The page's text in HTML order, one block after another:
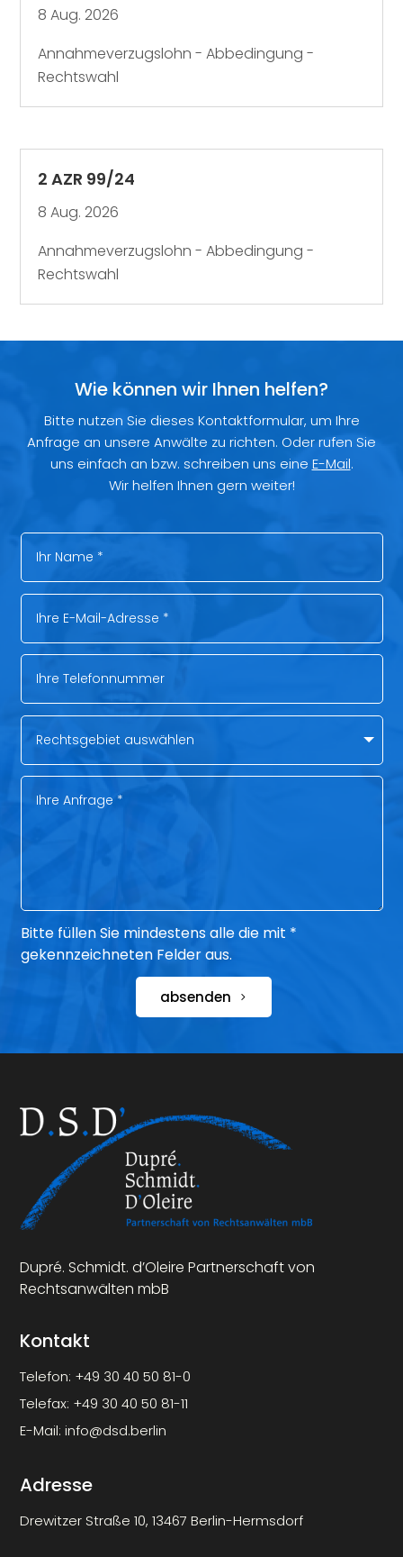
8 Aug. 2026
Annahmeverzugslohn - Abbedingung -
Rechtswahl
2 AZR 99/24
8 Aug. 2026
Annahmeverzugslohn - Abbedingung -
Rechtswahl
Wie können wir Ihnen helfen?
Bitte nutzen Sie dieses Kontaktformular, um Ihre
Anfrage an unsere Anwälte zu richten. Oder rufen Sie
uns einfach an bzw. schreiben uns eine E-Mail.
Wir helfen Ihnen gern weiter!
Bitte füllen Sie mindestens alle die mit *
gekennzeichneten Felder aus.
absenden
Dupré. Schmidt. d’Oleire Partnerschaft von
Rechtsanwälten mbB
Kontakt
Telefon: +49 30 40 50 81-0
Telefax: +49 30 40 50 81-11
E-Mail:info@dsd.berlin
Adresse
Drewitzer Straße 10, 13467 Berlin-Hermsdorf